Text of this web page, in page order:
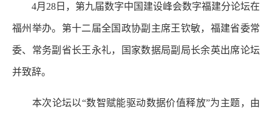
4月28日，第九届数字中国建设峰会数字福建分论坛在
福州举办。第十二届全国政协副主席王钦敏，福建省委常
委、常务副省长王永礼，国家数据局副局长余英出席论坛
并致辞。
本次论坛以“数智赋能驱动数据价值释放”为主题，由